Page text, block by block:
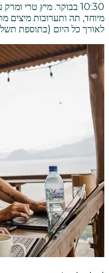
10:30 בבוקר. מיץ טרי
מיוחד, תה ותערובות מיצים
לאורך כל היום (בתוספת